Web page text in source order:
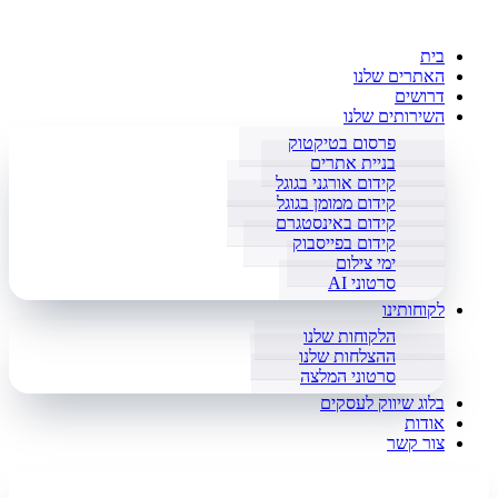
בית
האתרים שלנו
דרושים
השירותים שלנו
פרסום בטיקטוק
בניית אתרים
קידום אורגני בגוגל
קידום ממומן בגוגל
קידום באינסטגרם
קידום בפייסבוק
ימי צילום
סרטוני AI
לקוחותינו
הלקוחות שלנו
ההצלחות שלנו
סרטוני המלצה
בלוג שיווק לעסקים
אודות
צור קשר